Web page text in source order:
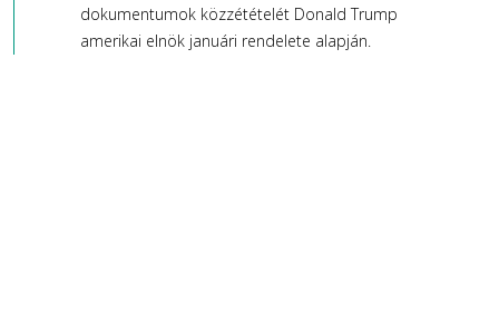
dokumentumok közzétételét Donald Trump
amerikai elnök januári rendelete alapján.